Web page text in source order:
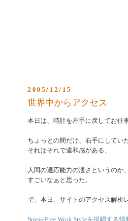
2005/12/15
世界中からアクセス
本日は、時計を左手に戻してお仕事
ちょっとの間だけ、右手にしてい
それはそれで違和感がある。
人間の適応能力の凄さというのか
すごいなぁと思った。
で、本日、サイトのアクセス解析
Stress-Free Work Styleを提唱する